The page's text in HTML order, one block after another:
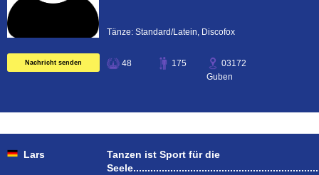
Tänze: Standard/Latein, Discofox
Nachricht senden 48 175
03172
Guben
Lars
Tanzen ist Sport für die